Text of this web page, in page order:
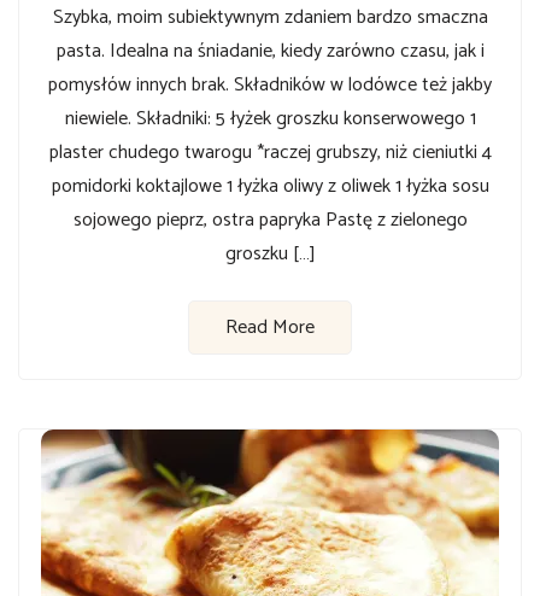
Szybka, moim subiektywnym zdaniem bardzo smaczna
pasta. Idealna na śniadanie, kiedy zarówno czasu, jak i
pomysłów innych brak. Składników w lodówce też jakby
niewiele. Składniki: 5 łyżek groszku konserwowego 1
plaster chudego twarogu *raczej grubszy, niż cieniutki 4
pomidorki koktajlowe 1 łyżka oliwy z oliwek 1 łyżka sosu
sojowego pieprz, ostra papryka Pastę z zielonego
groszku […]
Read More